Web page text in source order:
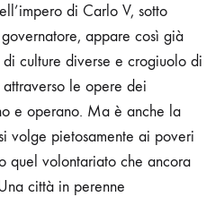
di Carlo V, sotto
appare così già
culture diverse e crogiuolo di
le opere dei
e operano. Ma è anche la
volge pietosamente ai poveri
quel volontariato che ancora
città in perenne